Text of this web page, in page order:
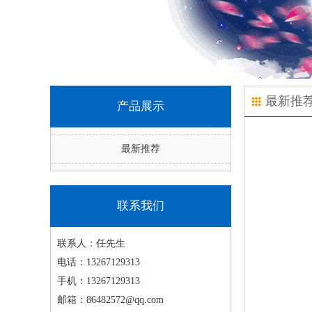
产品展示
最新推荐
联系我们
联系人： 任先生
电话： 13267129313
手机： 13267129313
邮箱： 86482572@qq.com
最新推